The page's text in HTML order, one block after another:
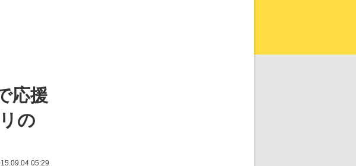
応援
の
05:29